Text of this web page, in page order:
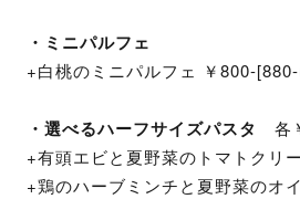
・ミニパルフェ
+白桃のミニパルフェ ￥800-
・選べるハーフサイズパスタ
各
+有頭エビと夏野菜のトマトクリ
+鶏のハーブミンチと夏野菜のオ